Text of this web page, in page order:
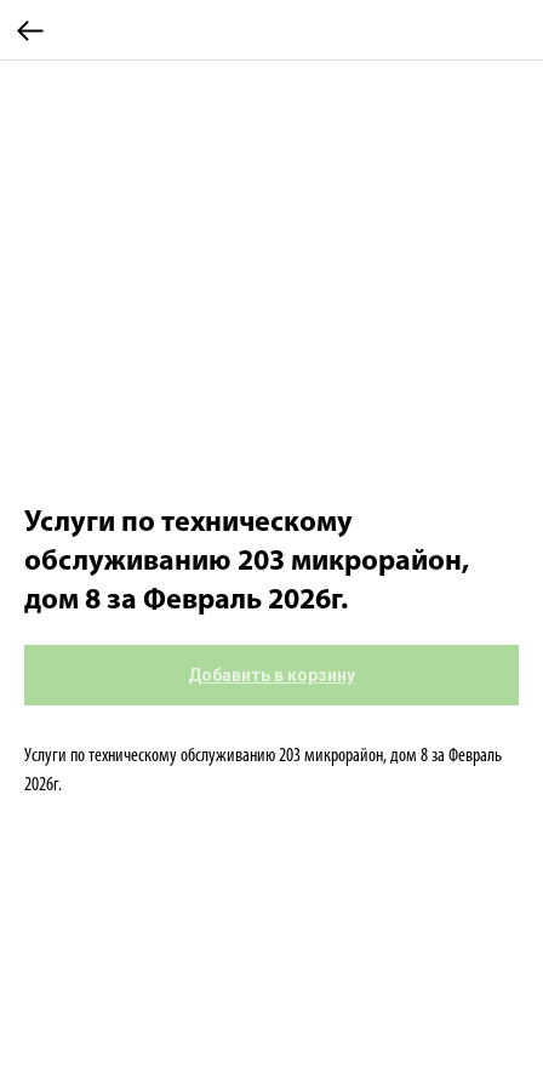
Услуги по техническому
обслуживанию 203 микрорайон,
дом 8 за Февраль 2026г.
Добавить в корзину
Услуги по техническому обслуживанию 203 микрорайон, дом 8 за Февраль
2026г.